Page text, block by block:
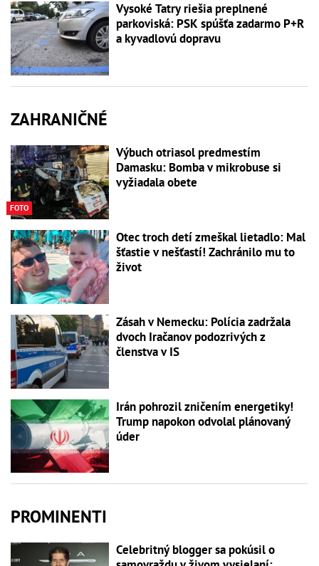
Vysoké Tatry riešia preplnené
parkoviská: PSK spúšťa zadarmo P+R
a kyvadlovú dopravu
ZAHRANIČNÉ
FOTO
Výbuch otriasol predmestím
Damasku: Bomba v mikrobuse si
vyžiadala obete
Otec troch detí zmeškal lietadlo: Mal
šťastie v nešťastí! Zachránilo mu to
život
Zásah v Nemecku: Polícia zadržala
dvoch Iračanov podozrivých z
členstva v IS
Irán pohrozil zničením energetiky!
Trump napokon odvolal plánovaný
úder
PROMINENTI
Celebritný blogger sa pokúsil o